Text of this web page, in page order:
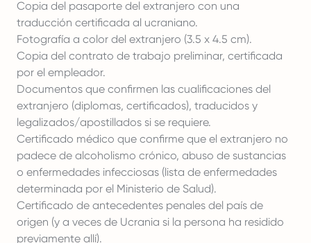
Copia del pasaporte del extranjero con una
traducción certificada al ucraniano.
Fotografía a color del extranjero (3.5 x 4.5 cm).
Copia del contrato de trabajo preliminar, certificada
por el empleador.
Documentos que confirmen las cualificaciones del
extranjero (diplomas, certificados), traducidos y
legalizados/apostillados si se requiere.
Certificado médico que confirme que el extranjero no
padece de alcoholismo crónico, abuso de sustancias
o enfermedades infecciosas (lista de enfermedades
determinada por el Ministerio de Salud).
Certificado de antecedentes penales del país de
origen (y a veces de Ucrania si la persona ha residido
previamente allí).